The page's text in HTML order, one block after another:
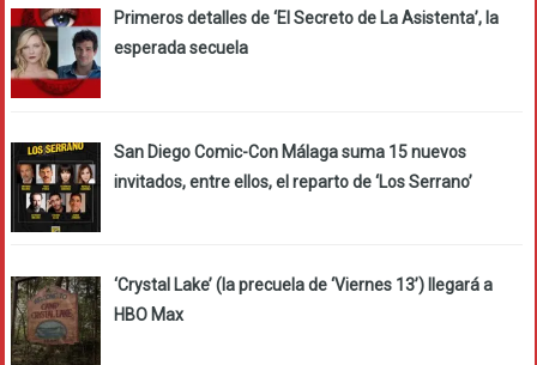
Primeros detalles de ‘El Secreto de La Asistenta’, la
esperada secuela
San Diego Comic-Con Málaga suma 15 nuevos
invitados, entre ellos, el reparto de ‘Los Serrano’
‘Crystal Lake’ (la precuela de ‘Viernes 13’) llegará a
HBO Max